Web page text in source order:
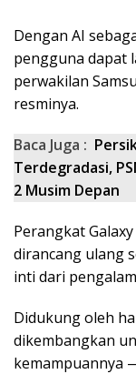
Dengan AI
pengguna dapat
perwakilan
resminya.
Baca Juga :
Terdegradasi,
2 Musim Depan
Perangkat
dirancang ulang
inti dari
Didukung oleh
dikembangkan
kemampuannya